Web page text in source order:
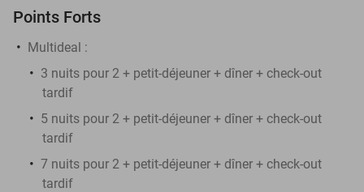
Points Forts
Multideal :
3 nuits pour 2 + petit-déjeuner + dîner + check-out
tardif
5 nuits pour 2 + petit-déjeuner + dîner + check-out
tardif
7 nuits pour 2 + petit-déjeuner + dîner + check-out
tardif